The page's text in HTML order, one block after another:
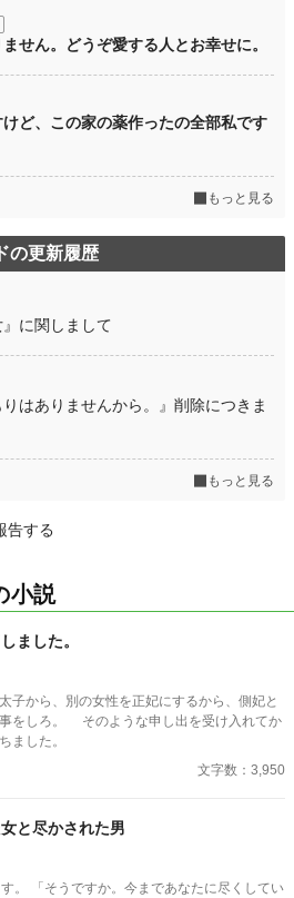
せん。どうぞ愛する人とお幸せに。
ど、この家の薬作ったの全部私です
もっと見る
の更新履歴
に関しまして
りはありませんから。』削除につきま
もっと見る
告する
小説
ました。
子から、別の女性を正妃にするから、側妃と
し出を受け入れてか
ました。
文字数：3,950
と尽かされた男
。 「そうですか。今まであなたに尽くしてい